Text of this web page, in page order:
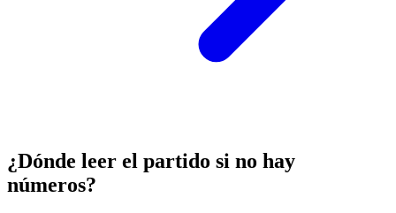
¿Dónde leer el partido si no hay
números?